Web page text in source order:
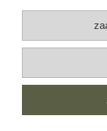
wyróżnienia są